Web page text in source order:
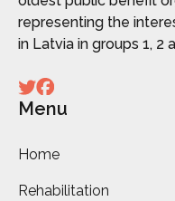
representing the
in Latvia in groups 1, 2
Menu
Home
Rehabilitation